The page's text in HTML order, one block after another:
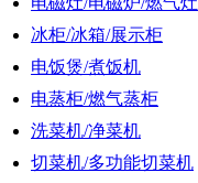
冰柜/冰箱/展示柜
电饭煲/煮饭机
电蒸柜/燃气蒸柜
洗菜机/净菜机
切菜机/多功能切菜机